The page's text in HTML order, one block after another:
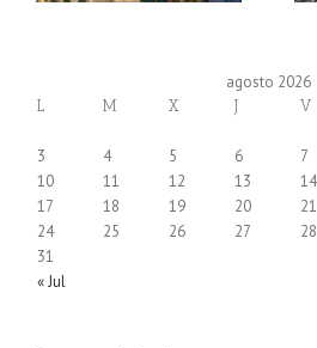
agosto 2026
L M X J V
« Jul
3
4 5 6 7
10
11 12 13 14
17
18 19 20 21
24
25 26 27 28
31